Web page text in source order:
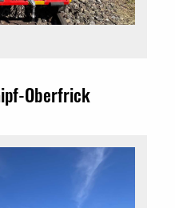
Oberfrick